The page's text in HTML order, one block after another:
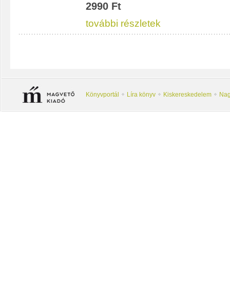
2990 Ft
további részletek
Könyvportál Líra könyv Kiskereskedelem